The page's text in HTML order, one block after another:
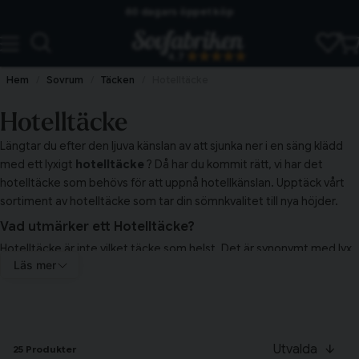
Snabba leveranser
Hem Sovrum Täcken
Hotelltäcke
Längtar du efter den ljuva känslan av att sjunka ner i en säng klädd
med ett lyxigt hotelltäcke ? Då har du kommit rätt, vi har det
hotelltäcke som behövs för att uppnå hotellkänslan. Upptäck vårt
sortiment av hotelltäcke som tar din sömnkvalitet till nya höjder.
Vad utmärker ett Hotelltäcke?
Hotelltäcke är inte vilket täcke som helst. Det är synonymt med lyx,
komfort och kvalitet. Ofta tillverkade med premiummaterial som
Fördelar med att välja hotellkänslan
Läs mer
25 Produkter Utvalda